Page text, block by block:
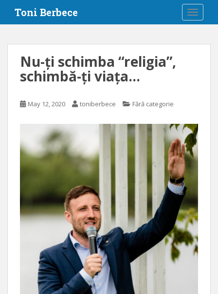
i
Toni Berbece
Nu-ți schimba “religia”,
schimbă-ți viața…
May 12, 2020 toniberbece Fără categorie